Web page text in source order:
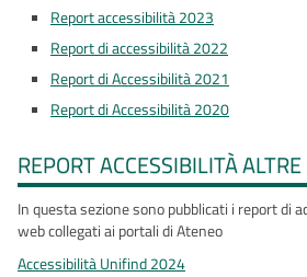
Report accessibilità 2023
Report di accessibilità 2022
Report di Accessibilità 2021
Report di Accessibilità 2020
REPORT ACCESSIBILITÀ
In questa sezione sono pubblicati i report di
web collegati ai portali di Ateneo
Accessibilità Unifind 2024